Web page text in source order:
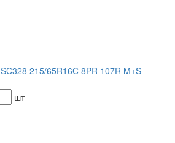
215/65R16C 8PR 107R M+S
шт